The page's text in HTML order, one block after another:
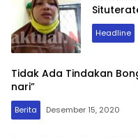
Headline
Tidak Ada Tindakan
nari”
Berita Desember 15, 2020